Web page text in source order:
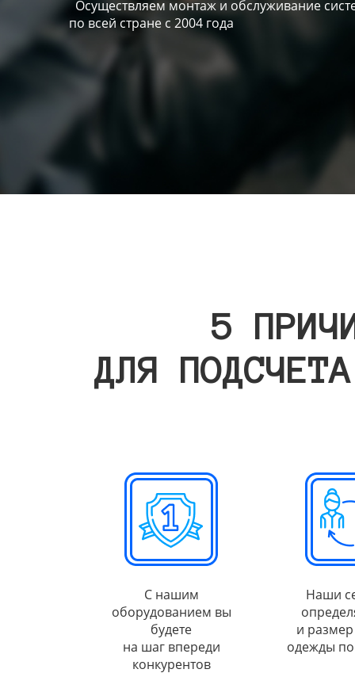
Осуществляем монтаж и обслуживание
по всей стране с 2004 года
5
ДЛЯ
С нашим
оборудованием вы
будете
на шаг впереди
конкурентов
Наши
и
одежды